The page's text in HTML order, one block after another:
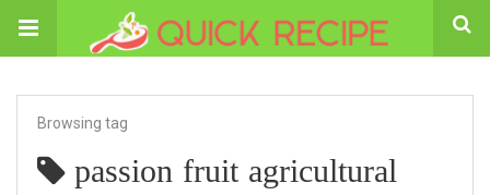
Browsing tag
passion fruit agricultural